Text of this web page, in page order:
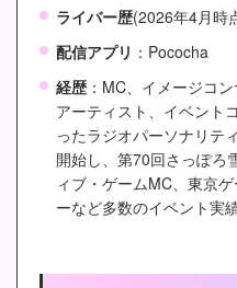
ライバー歴(2026年4月時
配信アプリ ：Pococha
経歴 ：MC、イメージコ
アーティスト、イベント
ったラジオパーソナリテ
開始し、第70回さっぽろ
ィブ・ゲームMC、東京
ーなど多数のイベント実